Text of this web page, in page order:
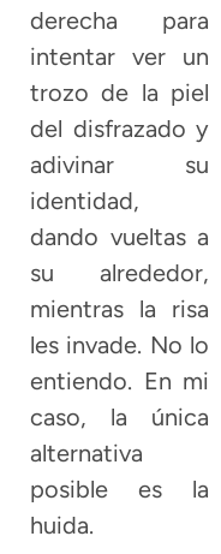
derecha para
intentar ver un
trozo de la piel
del disfrazado y
adivinar su
identidad,
dando vueltas a
su alrededor,
mientras la risa
les invade. No lo
entiendo. En mi
caso, la única
alternativa
posible es la
huida.